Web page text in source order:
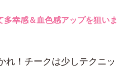
幸感＆血色感アップを狙いま
れ！チークは少しテクニッ